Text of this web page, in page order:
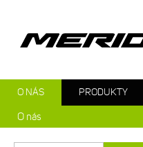
O NÁS
O nás
PRODUKTY